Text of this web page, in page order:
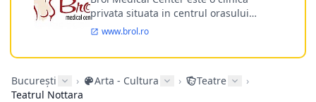
privata situata in centrul orasului
Timisoara avand o experienta de
Incepand din anul 2009 clinica isi
ultramodern.
www.brol.ro
București › Arta - Cultura › Teatre
›
Teatrul Nottara